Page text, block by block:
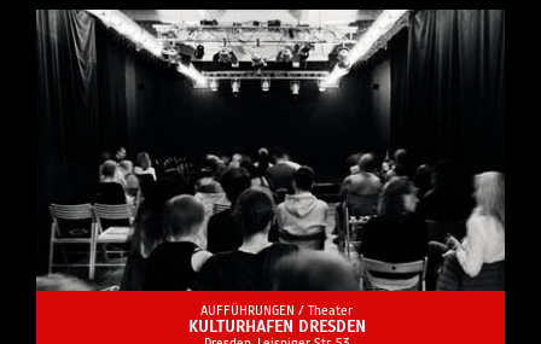
AUFFÜHRUNGEN / Theater
KULTURHAFEN DRESDEN